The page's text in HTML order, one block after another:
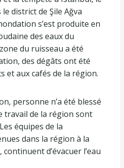
district de Şile Ağva
s’est produite en
des eaux du
du ruisseau a été
des dégâts ont été
et aux cafés de la région.
personne n’a été blessé
travail de la région sont
équipes de la
dans la région à la
d’évacuer l’eau